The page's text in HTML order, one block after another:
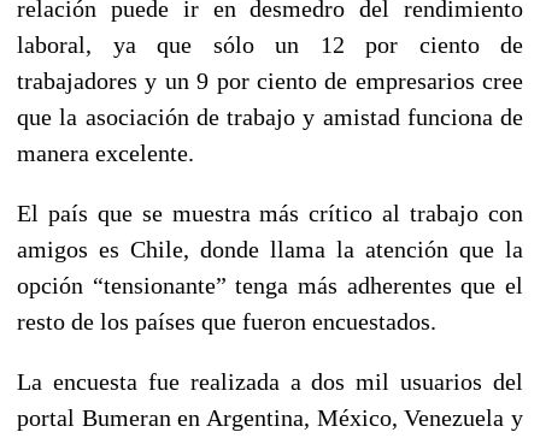
relación puede ir en desmedro del rendimiento
laboral, ya que sólo un 12 por ciento de
trabajadores y un 9 por ciento de empresarios cree
que la asociación de trabajo y amistad funciona de
manera excelente.
El país que se muestra más crítico al trabajo con
amigos es Chile, donde llama la atención que la
opción “tensionante” tenga más adherentes que el
resto de los países que fueron encuestados.
La encuesta fue realizada a dos mil usuarios del
portal Bumeran en Argentina, México, Venezuela y